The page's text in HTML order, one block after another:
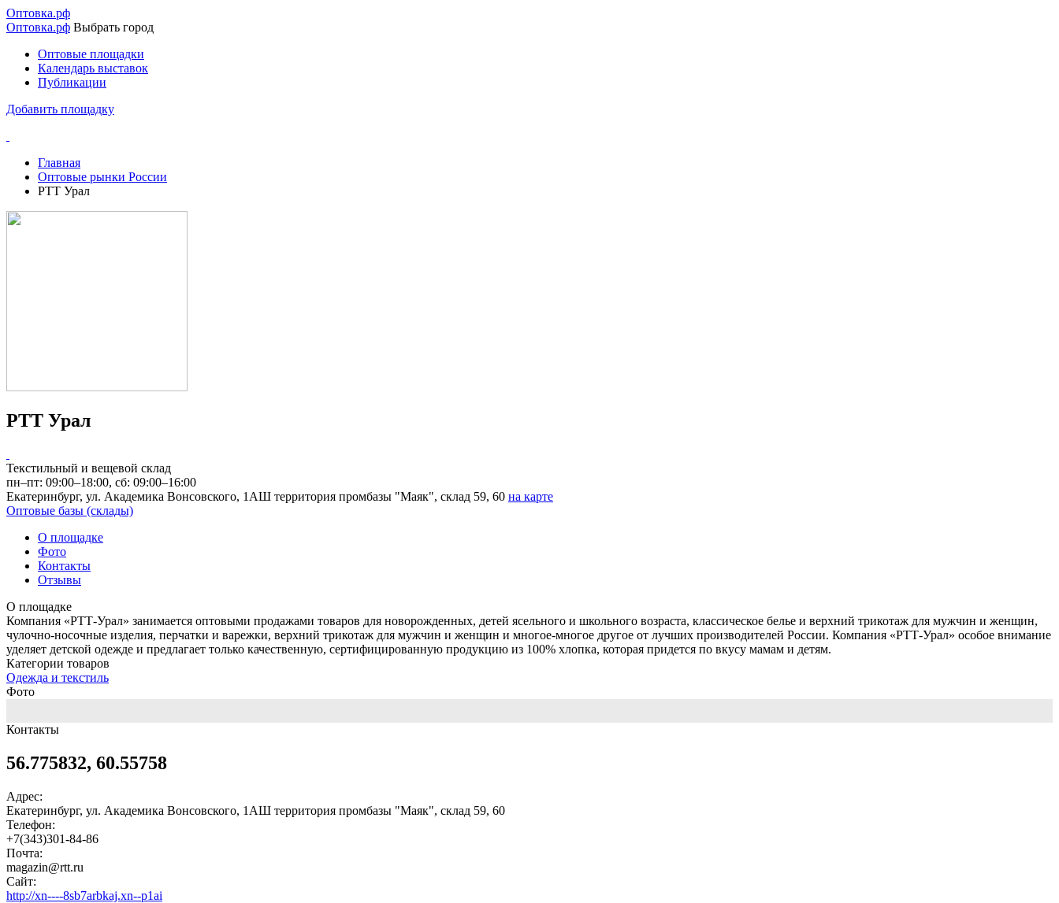
Перейти
к
содержанию
Оптовка.рф
Оптовка.рф Выбрать город
Основная
навигация
Оптовые площадки
Календарь выставок
Публикации
Добавить площадку
Строка
навигации
Главная
Оптовые рынки России
РТТ Урал
РТТ Урал
Текстильный и вещевой склад
пн–пт: 09:00–18:00, сб: 09:00–16:00
Екатеринбург, ул. Академика Вонсовского, 1АШ территория промбазы "Маяк", склад 59, 60 на карте
Оптовые базы (склады)
О площадке
Фото
Контакты
Отзывы
О площадке
Компания «РТТ-Урал» занимается оптовыми продажами товаров для новорожденных, детей ясельного и школьного возраста, классическое белье и верхний трикотаж для мужчин и женщин,
чулочно-носочные изделия, перчатки и варежки, верхний трикотаж для мужчин и женщин и многое-многое другое от лучших производителей России. Компания «РТТ-Урал» особое внимание
уделяет детской одежде и предлагает только качественную, сертифицированную продукцию из 100% хлопка, которая придется по вкусу мамам и детям.
Категории товаров
Одежда и текстиль
Фото
Контакты
56.775832, 60.55758
Адрес:
Екатеринбург, ул. Академика Вонсовского, 1АШ территория промбазы "Маяк", склад 59, 60
Телефон:
+7(343)301-84-86
Почта:
magazin@rtt.ru
Сайт:
http://xn----8sb7arbkaj.xn--p1ai